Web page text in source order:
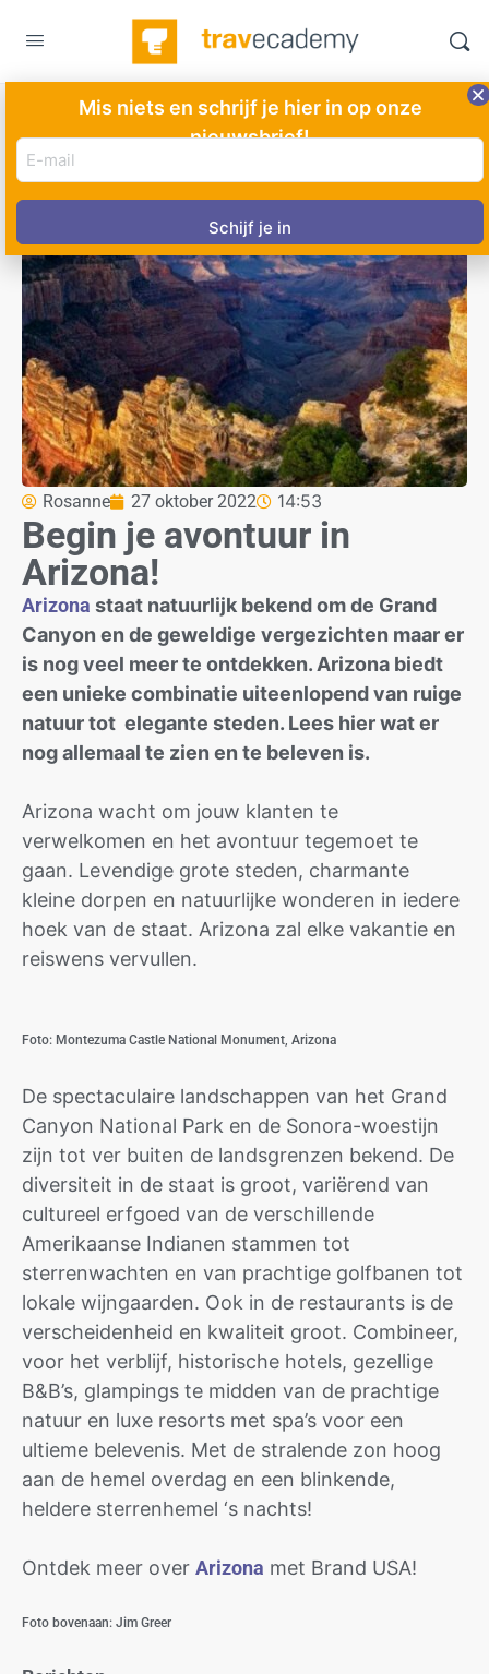
Rosanne 27 oktober 2022 14:53
Begin je avontuur in
Arizona!
Arizona staat natuurlijk bekend om de Grand
Canyon en de geweldige vergezichten maar er
is nog veel meer te ontdekken. Arizona biedt
een unieke combinatie uiteenlopend van ruige
natuur tot elegante steden. Lees hier wat er
nog allemaal te zien en te beleven is.
Arizona wacht om jouw klanten te
verwelkomen en het avontuur tegemoet te
gaan. Levendige grote steden, charmante
kleine dorpen en natuurlijke wonderen in iedere
hoek van de staat. Arizona zal elke vakantie en
reiswens vervullen.
Foto: Montezuma Castle National Monument, Arizona
De spectaculaire landschappen van het Grand
Canyon National Park en de Sonora-woestijn
zijn tot ver buiten de landsgrenzen bekend. De
diversiteit in de staat is groot, variërend van
cultureel erfgoed van de verschillende
Amerikaanse Indianen stammen tot
sterrenwachten en van prachtige golfbanen tot
lokale wijngaarden. Ook in de restaurants is de
verscheidenheid en kwaliteit groot. Combineer,
voor het verblijf, historische hotels, gezellige
B&B’s, glampings te midden van de prachtige
natuur en luxe resorts met spa’s voor een
ultieme belevenis. Met de stralende zon hoog
aan de hemel overdag en een blinkende,
heldere sterrenhemel ‘s nachts!
Ontdek meer over Arizona met Brand USA!
Foto bovenaan: Jim Greer
Mis niets en schrijf je hier in op onze
nieuwsbrief!
E-
mail
adres